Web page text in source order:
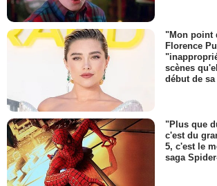
"Mon point
Florence
scènes
début de
"Plus que
c'est du
5, c'est le
saga